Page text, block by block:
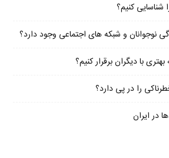
شناسایی کنیم؟
نوجوانان و شبکه های اجتماعی وجود دارد؟
با دیگران برقرار کنیم؟
را در پی دارد؟
در ایران